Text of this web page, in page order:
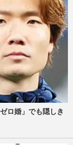
ロ婚」でも隠しき